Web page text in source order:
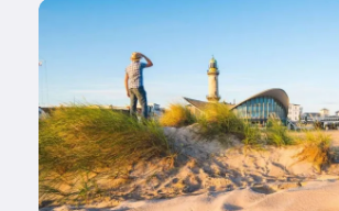
Image